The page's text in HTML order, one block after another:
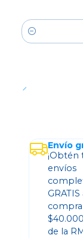
Cantidad
Envío
¡Obtén
envíos
GRATIS
de la